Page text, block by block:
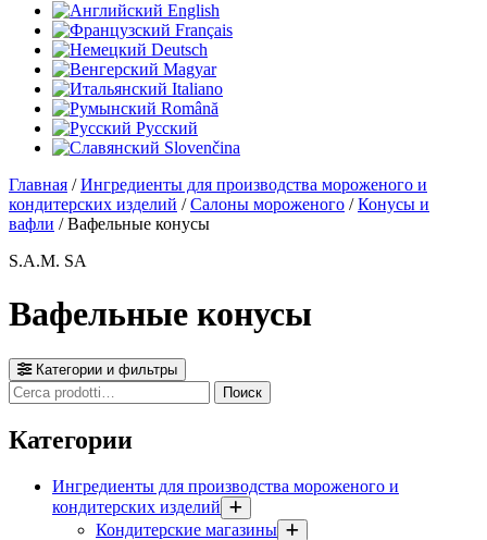
English
Français
Deutsch
Magyar
Italiano
Română
Русский
Slovenčina
Главная /Ингредиенты для производства мороженого и
кондитерских изделий /Салоны мороженого /Конусы и
вафли / Вафельные конусы
S.A.M. SA
Вафельные конусы
Категории и фильтры
Cerca
prodotti
Поиск
Категории
Ингредиенты для производства мороженого и
кондитерских изделий
Кондитерские магазины